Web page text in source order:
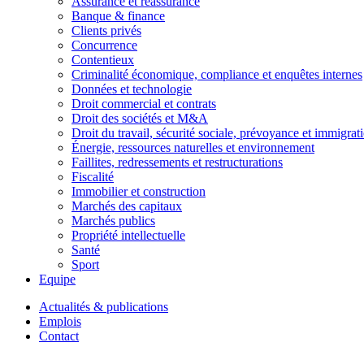
Banque & finance
Clients privés
Concurrence
Contentieux
Criminalité économique, compliance et enquêtes internes
Données et technologie
Droit commercial et contrats
Droit des sociétés et M&A
Droit du travail, sécurité sociale, prévoyance et
Énergie, ressources naturelles et environnement
Faillites, redressements et restructurations
Fiscalité
Immobilier et construction
Marchés des capitaux
Marchés publics
Propriété intellectuelle
Santé
Sport
Equipe
Actualités & publications
Emplois
Contact